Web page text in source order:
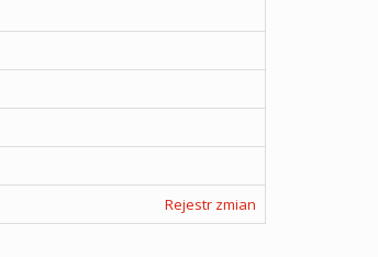
Rejestr zmian